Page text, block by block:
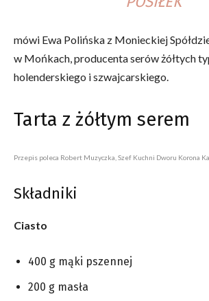
mówi Ewa Polińska z Monieckiej
w Mońkach, producenta serów żółtych
holenderskiego i szwajcarskiego.
Tarta z żółtym serem
Przepis poleca Robert Muzyczka, Szef Kuchni Dworu Korona
Składniki
Ciasto
400 g mąki pszennej
200 g masła